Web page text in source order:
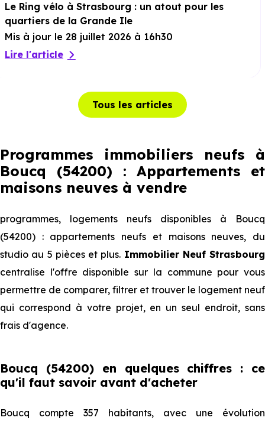
Le Ring vélo à Strasbourg : un atout pour les
quartiers de la Grande Ile
Mis à jour le 28 juillet 2026 à 16h30
Lire l'article
Tous les articles
Programmes immobiliers neufs à
Boucq (54200) : Appartements et
maisons neuves à vendre
programmes, logements neufs disponibles à Boucq
(54200) : appartements neufs et maisons neuves, du
studio au 5 pièces et plus. Immobilier Neuf Strasbourg
centralise l'offre disponible sur la commune pour vous
permettre de comparer, filtrer et trouver le logement neuf
qui correspond à votre projet, en un seul endroit, sans
frais d'agence.
Boucq (54200) en quelques chiffres : ce
qu'il faut savoir avant d'acheter
Boucq compte 357 habitants, avec une évolution